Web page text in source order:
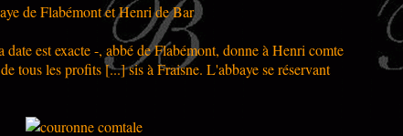
de Flabémont et Henri de Bar
est exacte -, abbé de Flabémont, donne à Henri comte
tous les profits [...] sis à Fraisne. L'abbaye se réservant